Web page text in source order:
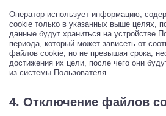
Оператор использует информацию,
cookie только в указанных выше целях,
данные будут храниться на устройстве
периода, который может зависеть от
файлов cookie, но не превышая срока,
достижения их цели, после чего они
из системы Пользователя.
4. Отключение файлов